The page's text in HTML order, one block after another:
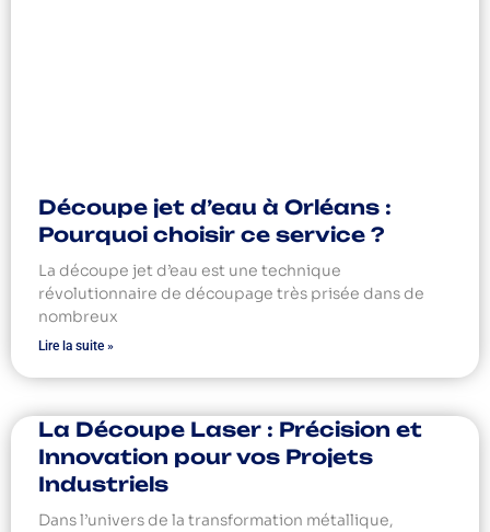
Découpe jet d’eau à Orléans :
Pourquoi choisir ce service ?
La découpe jet d’eau est une technique
révolutionnaire de découpage très prisée dans de
nombreux
Lire la suite »
La Découpe Laser : Précision et
Innovation pour vos Projets
Industriels
Dans l’univers de la transformation métallique,